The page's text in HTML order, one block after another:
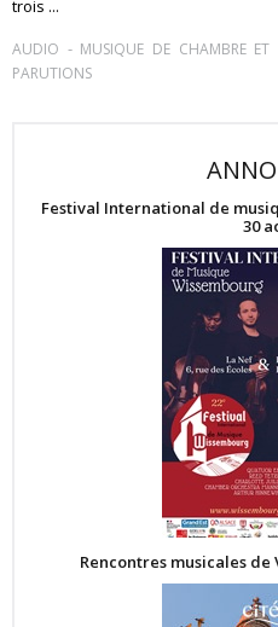
trois ...
AUDIO - MUSIQUE DE CHAMBRE ET
PARUTIONS
Festival International de
30
Rencontres musicales de